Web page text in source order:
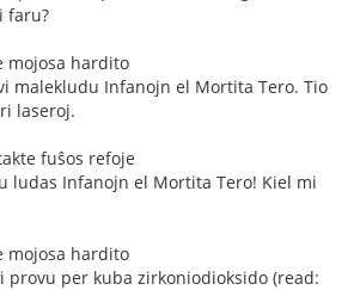
faru?
mojosa hardito
malekludu Infanojn el Mortita Tero. Tio
laseroj.
fuŝos refoje
ludas Infanojn el Mortita Tero! Kiel mi
mojosa hardito
provu per kuba zirkoniodioksido (read: